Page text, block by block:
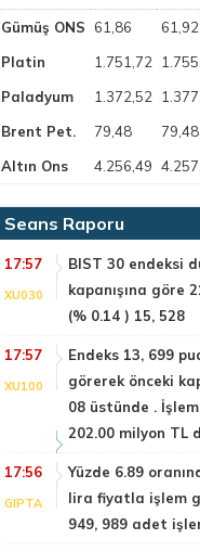
Gümüş ONS 61,86 61,92
Platin
1.751,72
Paladyum
1.372,52
Brent Pet.
79,48 79,48
Altın Ons
4.256,49
Seans Raporu
17:57
XU030
BIST 30 endeksi
kapanışına göre
(% 0.14 ) 15, 528
17:57
XU100
Endeks 13, 699
görerek önceki
08 üstünde .
202.00 milyon TL
17:56
GIPTA
Yüzde 6.89
lira fiyatla işlem
949, 989 adet